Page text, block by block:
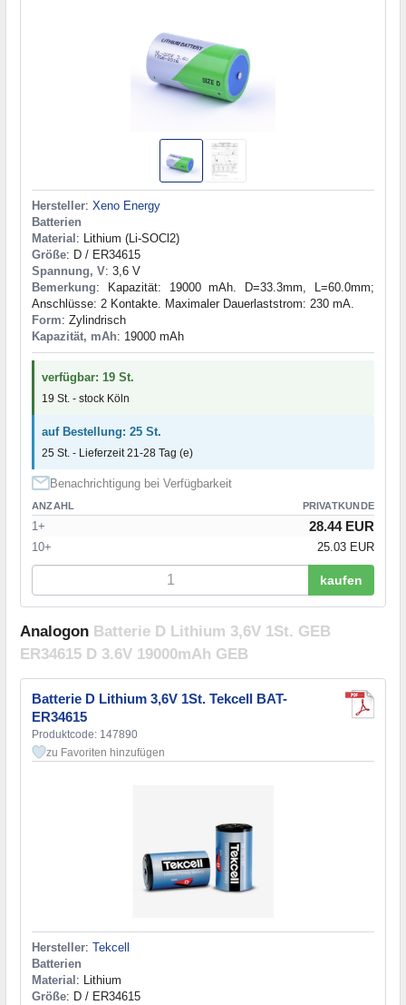
Hersteller: Xeno Energy
Batterien
Material : Lithium (Li-SOCl2)
Größe: D / ER34615
Spannung, V: 3,6 V
Bemerkung: Kapazität: 19000 mAh. D=33.3mm, L=60.0mm;
Anschlüsse: 2 Kontakte. Maximaler Dauerlaststrom: 230 mA.
Form: Zylindrisch
Kapazität, mAh: 19000 mAh
verfügbar: 19 St.
19 St. - stock Köln
auf Bestellung: 25 St.
25 St. - Lieferzeit 21-28 Tag (e)
Benachrichtigung bei Verfügbarkeit
ANZAHL PRIVATKUNDE
1+ 28.44 EUR
10+ 25.03 EUR
kaufen
Analogon Batterie D Lithium 3,6V 1St. GEB
ER34615 D 3.6V 19000mAh GEB
Batterie D Lithium 3,6V 1St. Tekcell BAT-
ER34615
Produktcode: 147890
zu Favoriten hinzufügen
Hersteller: Tekcell
Batterien
Material : Lithium
Größe: D / ER34615